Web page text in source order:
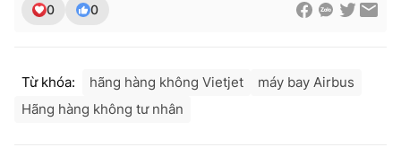
Cơ quan báo chí:
Tổng Biên tập:Vũ Thanh Thủy
Phó Tổng Biên tập:Nguyễn Thị Mỹ Hạnh, Phạm Quốc Thắng,
0 0
Từ khóa: hãng hàng không Vietjet
máy bay Airbus
Hãng hàng không tư nhân